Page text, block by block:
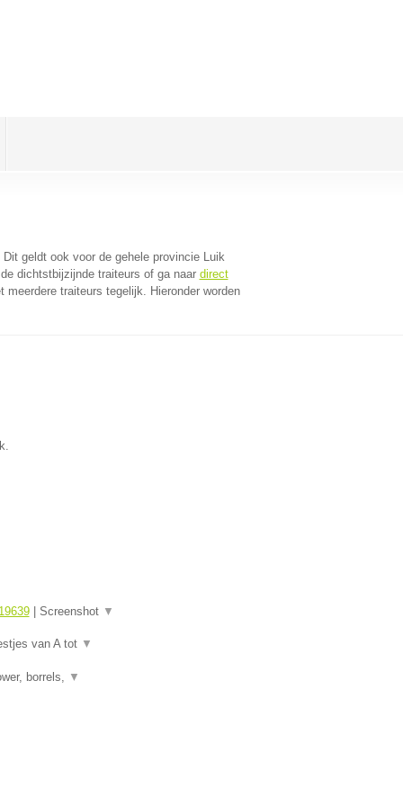
Dit geldt ook voor de gehele provincie Luik
dichtstbijzijnde traiteurs of ga naar direct
traiteurs tegelijk. Hieronder worden
| Screenshot ▼
van A tot ▼
borrels, ▼